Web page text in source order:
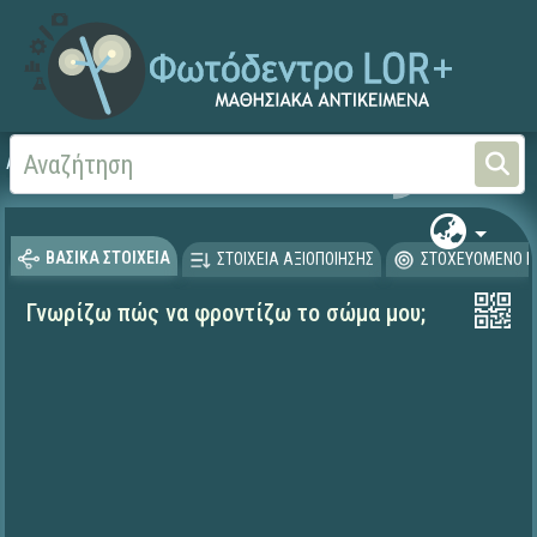
Αρχική Γεωγραφία-Γεωλογία
ΒΑΣΙΚΑ ΣΤΟΙΧΕΙΑ ΣΤΟΙΧΕΙΑ ΑΞΙΟΠΟΙΗΣΗΣ ΣΤΟΧΕΥΟΜΕΝΟ
Γνωρίζω πώς να φροντίζω το σώμα μου;